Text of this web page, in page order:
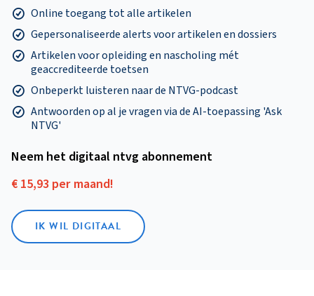
Online toegang tot alle artikelen
Gepersonaliseerde alerts voor artikelen en dossiers
Artikelen voor opleiding en nascholing mét
geaccrediteerde toetsen
Onbeperkt luisteren naar de NTVG-podcast
Antwoorden op al je vragen via de AI-toepassing 'Ask
NTVG'
Neem het digitaal ntvg abonnement
€ 15,93 per maand!
IK WIL DIGITAAL